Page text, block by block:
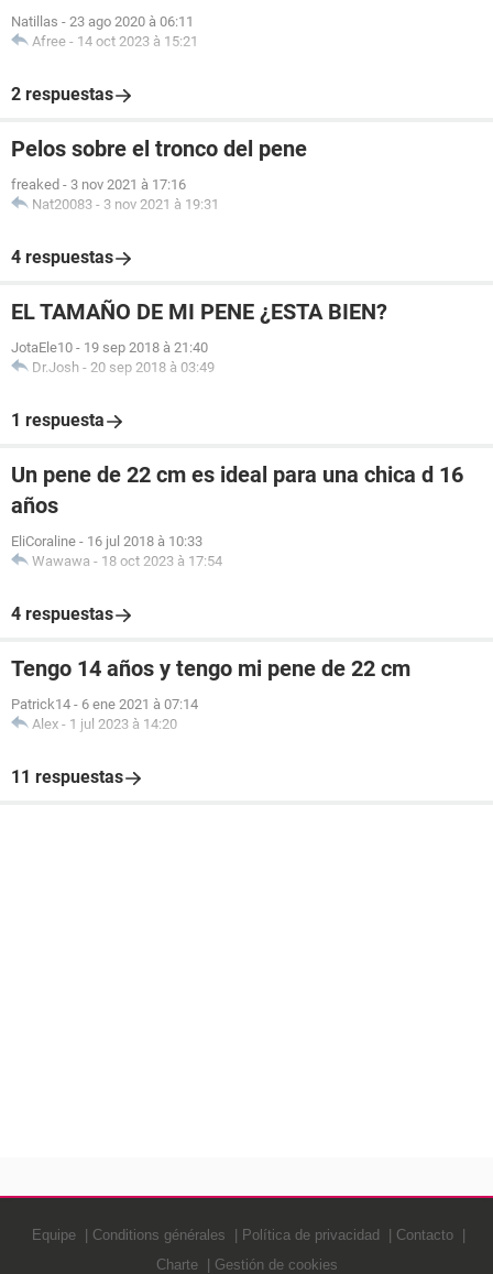
Natillas - 23 ago 2020 à 06:11
Afree - 14 oct 2023 à 15:21
2 respuestas
Pelos sobre el tronco del pene
freaked - 3 nov 2021 à 17:16
Nat20083 - 3 nov 2021 à 19:31
4 respuestas
EL TAMAÑO DE MI PENE ¿ESTA BIEN?
JotaEle10 - 19 sep 2018 à 21:40
Dr.Josh - 20 sep 2018 à 03:49
1 respuesta
Un pene de 22 cm es ideal para una chica d 16
años
EliCoraline - 16 jul 2018 à 10:33
Wawawa - 18 oct 2023 à 17:54
4 respuestas
Tengo 14 años y tengo mi pene de 22 cm
Patrick14 - 6 ene 2021 à 07:14
Alex - 1 jul 2023 à 14:20
11 respuestas
Equipe Conditions générales Política de privacidad
Contacto
Charte
Gestión de cookies